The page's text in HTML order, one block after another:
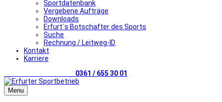
Sportdatenbank
Vergebene Aufträge
Downloads
Erfurt´s Botschafter des Sports
Suche
Rechnung / Leitweg-ID
Kontakt
Karriere
0361 / 655 30 01
Menu